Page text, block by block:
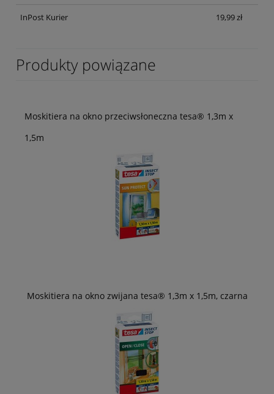
InPost Kurier 19,99 zł
Produkty powiązane
Moskitiera na okno przeciwsłoneczna tesa® 1,3m x
1,5m
Moskitiera na okno zwijana tesa® 1,3m x 1,5m, czarna